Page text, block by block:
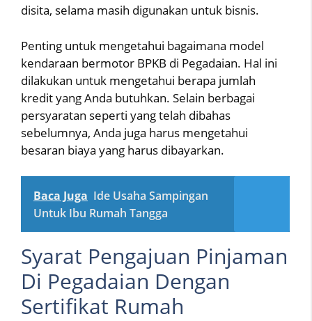
disita, selama masih digunakan untuk bisnis.
Penting untuk mengetahui bagaimana model
kendaraan bermotor BPKB di Pegadaian. Hal ini
dilakukan untuk mengetahui berapa jumlah
kredit yang Anda butuhkan. Selain berbagai
persyaratan seperti yang telah dibahas
sebelumnya, Anda juga harus mengetahui
besaran biaya yang harus dibayarkan.
Baca Juga Ide Usaha Sampingan
Untuk Ibu Rumah Tangga
Syarat Pengajuan Pinjaman
Di Pegadaian Dengan
Sertifikat Rumah